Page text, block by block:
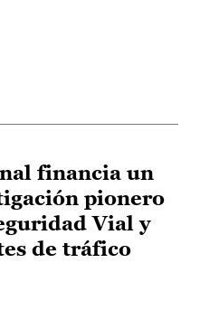
financia un
pionero
Vial y
de tráfico